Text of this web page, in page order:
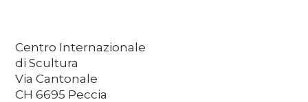
Centro Internazionale
di Scultura
Via Cantonale
CH 6695 Peccia